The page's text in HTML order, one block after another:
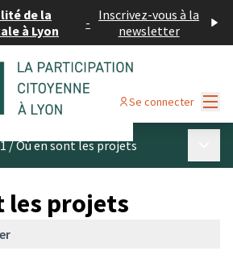
de la
à Lyon
- Inscrivez-vous à la
newsletter
Se connecter
/Où en sont les projets
les projets